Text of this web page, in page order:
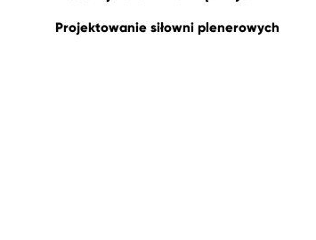
Projektowanie siłowni plenerowych